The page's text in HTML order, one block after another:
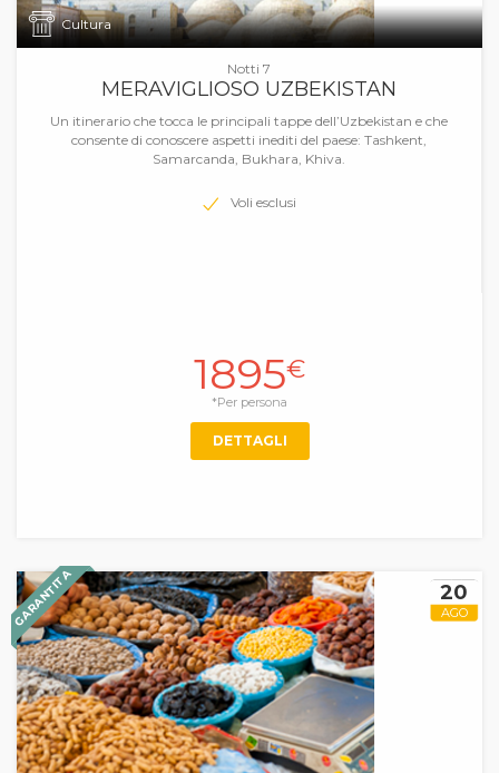
Cultura
Notti 7
MERAVIGLIOSO UZBEKISTAN
Un itinerario che tocca le principali tappe dell’Uzbekistan e che
consente di conoscere aspetti inediti del paese: Tashkent,
Samarcanda, Bukhara, Khiva.
Voli esclusi
1895€
*Per persona
DETTAGLI
GARANTITA 20
AGO